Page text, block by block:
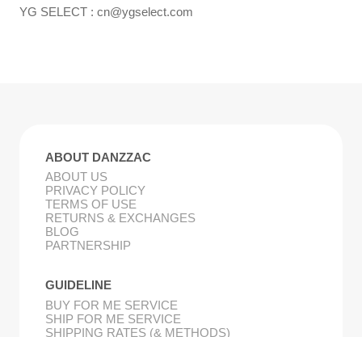
YG SELECT :cn@ygselect.com
ABOUT DANZZAC
ABOUT US
PRIVACY POLICY
TERMS OF USE
RETURNS & EXCHANGES
BLOG
PARTNERSHIP
GUIDELINE
BUY FOR ME SERVICE
SHIP FOR ME SERVICE
SHIPPING RATES (& METHODS)